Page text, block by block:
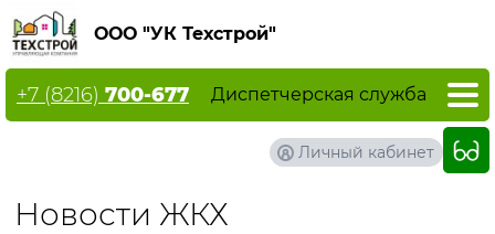
ООО "УК Техстрой"
+7 (8216) 700-677 Диспетчерская служба
Личный кабинет
Новости ЖКХ